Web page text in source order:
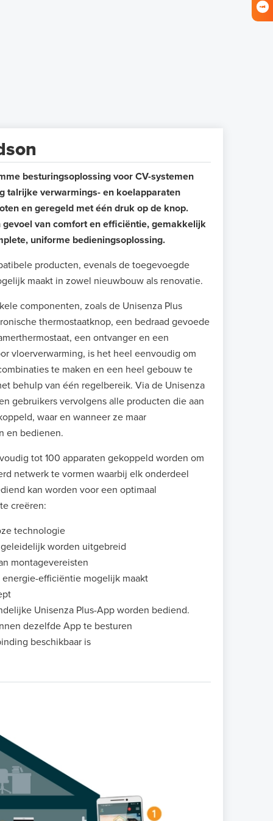
besturingsoplossing voor CV-systemen
talrijke verwarmings- en koelapparaten
en geregeld met één druk op de knop.
gevoel van comfort en efficiëntie, gemakkelijk
uniforme bedieningsoplossing.
producten, evenals de toegevoegde
maakt in zowel nieuwbouw als renovatie.
componenten, zoals de Unisenza Plus
thermostaatknop, een bedraad gevoede
een ontvanger en een
vloerverwarming, is het heel eenvoudig om
te maken en een heel gebouw te
behulp van één regelbereik. Via de Unisenza
gebruikers vervolgens alle producten die aan
waar en wanneer ze maar
en bedienen.
tot 100 apparaten gekoppeld worden om
netwerk te vormen waarbij elk onderdeel
kan worden voor een optimaal
creëren:
technologie
worden uitgebreid
montagevereisten
efficiëntie mogelijk maakt
Unisenza Plus-App worden bediend.
dezelfde App te besturen
beschikbaar is